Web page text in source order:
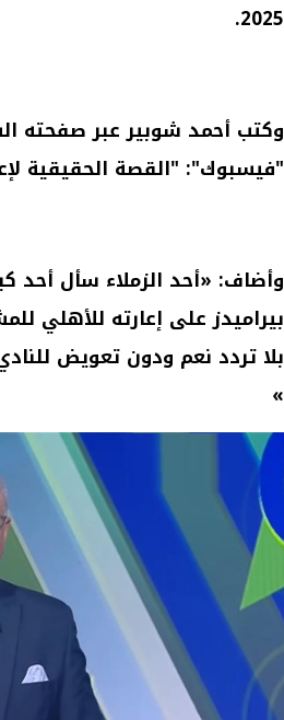
2025.
وكتب أحمد شوبيرعبر صفحته
"فيسبوك": "القصة الحقيقية
وأضاف: «أحد الزملاء سأل أحد
بيراميدزعلى إعارته للأهلي
بلا تردد نعم ودون تعويض
»